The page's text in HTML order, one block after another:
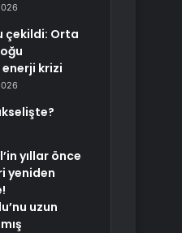
çekildi: Orta
krizi
yıllar önce
yeniden
uzun